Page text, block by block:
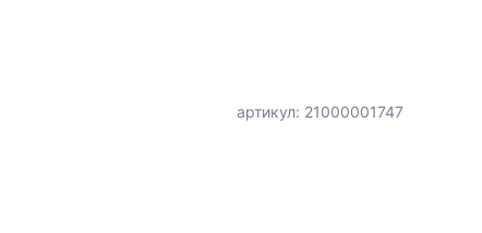
артикул: 21000001747